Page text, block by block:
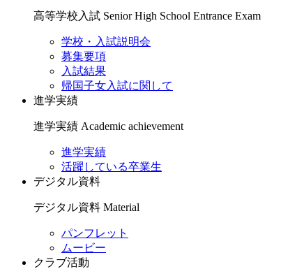
高等学校入試 Senior High School Entrance Exam
学校・入試説明会
募集要項
入試結果
帰国子女入試に関して
進学実績
進学実績 Academic achievement
進学実績
活躍している卒業生
デジタル資料
デジタル資料 Material
パンフレット
ムービー
クラブ活動